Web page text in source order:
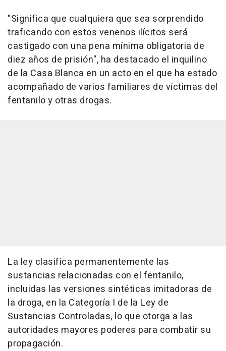
"Significa que cualquiera que sea sorprendido
traficando con estos venenos ilícitos será
castigado con una pena mínima obligatoria de
diez años de prisión", ha destacado el inquilino
de la Casa Blanca en un acto en el que ha estado
acompañado de varios familiares de víctimas del
fentanilo y otras drogas.
La ley clasifica permanentemente las
sustancias relacionadas con el fentanilo,
incluidas las versiones sintéticas imitadoras de
la droga, en la Categoría I de la Ley de
Sustancias Controladas, lo que otorga a las
autoridades mayores poderes para combatir su
propagación.